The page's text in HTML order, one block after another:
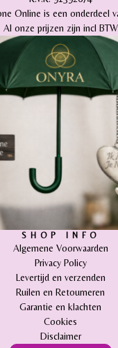
Online is een onderdeel
Al onze prijzen zijn incl BTW
SHOP INFO
Algemene Voorwaarden
Privacy Policy
Levertijd en verzenden
Ruilen en Retourneren
Garantie en klachten
Cookies
Disclaimer